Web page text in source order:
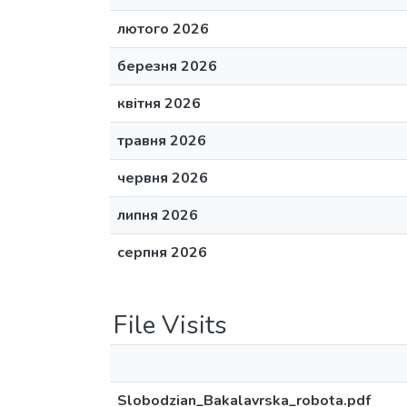
лютого 2026
березня 2026
квітня 2026
травня 2026
червня 2026
липня 2026
серпня 2026
File Visits
Slobodzian_Bakalavrska_robota.pdf